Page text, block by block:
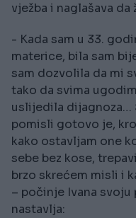
vježba i naglašava
- Kada sam u 33.
materice, bila sam
sam dozvolila da mi
tako da svima
uslijedila dijagnoza…
pomisli gotovo je,
kako ostavljam one
sebe bez kose,
brzo skrećem misli i
– počinje Ivana svoju
nastavlja: